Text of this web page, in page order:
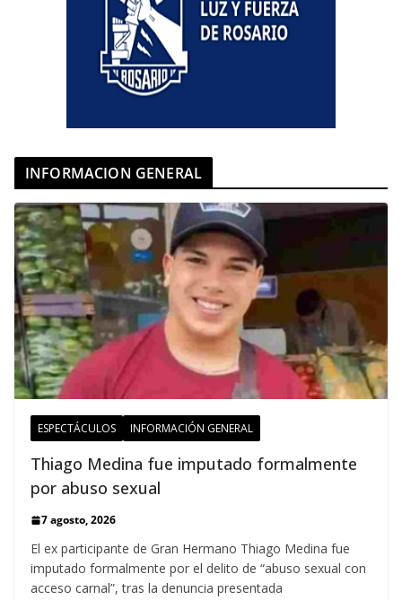
INFORMACION GENERAL
ESPECTÁCULOS INFORMACIÓN GENERAL
Thiago Medina fue imputado formalmente
por abuso sexual
7 agosto, 2026
El ex participante de Gran Hermano Thiago Medina fue
imputado formalmente por el delito de “abuso sexual con
acceso carnal”, tras la denuncia presentada